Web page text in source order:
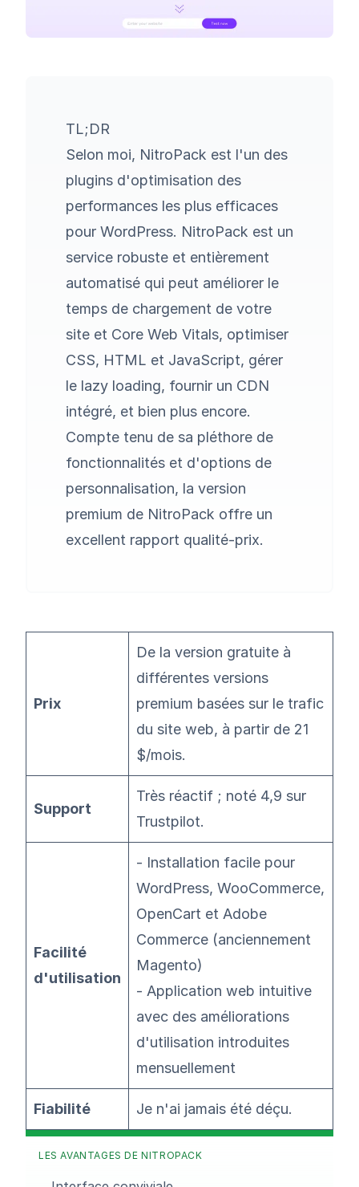
TL;DR
Selon moi, NitroPack est l'un des
plugins d'optimisation des
performances les plus efficaces
pour WordPress. NitroPack est un
service robuste et entièrement
automatisé qui peut améliorer le
temps de chargement de votre
site et Core Web Vitals, optimiser
CSS, HTML et JavaScript, gérer
le lazy loading, fournir un CDN
intégré, et bien plus encore.
Compte tenu de sa pléthore de
fonctionnalités et d'options de
personnalisation, la version
premium de NitroPack offre un
excellent rapport qualité-prix.
Prix
De la version gratuite à
différentes versions
premium basées sur le trafic
du site web, à partir de 21
$/mois.
Support
Très réactif ; noté 4,9 sur
Trustpilot.
Facilité
d'utilisation
- Installation facile pour
WordPress, WooCommerce,
OpenCart et Adobe
Commerce (anciennement
Magento)
- Application web intuitive
avec des améliorations
d'utilisation introduites
mensuellement
Fiabilité Je n'ai jamais été déçu.
LES AVANTAGES DE NITROPACK